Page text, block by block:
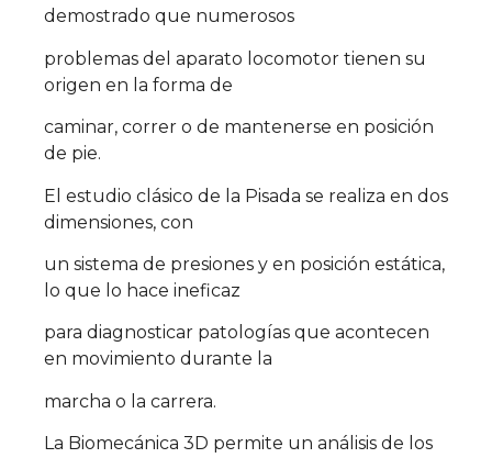
demostrado que numerosos
problemas del aparato locomotor tienen su
origen en la forma de
caminar, correr o de mantenerse en posición
de pie.
El estudio clásico de la Pisada se realiza en dos
dimensiones, con
un sistema de presiones y en posición estática,
lo que lo hace ineficaz
para diagnosticar patologías que acontecen
en movimiento durante la
marcha o la carrera.
La Biomecánica 3D permite un análisis de los